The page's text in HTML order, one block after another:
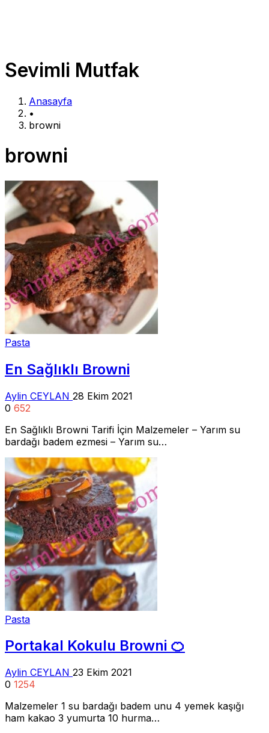
Sevimli Mutfak
Anasayfa
•
browni
browni
Pasta
En Sağlıklı Browni
Aylin CEYLAN 28 Ekim 2021
0 652
En Sağlıklı Browni Tarifi İçin Malzemeler – Yarım su
bardağı badem ezmesi – Yarım su…
Pasta
Portakal Kokulu Browni 🍊
Aylin CEYLAN 23 Ekim 2021
0 1254
Malzemeler 1 su bardağı badem unu 4 yemek kaşığı
ham kakao 3 yumurta 10 hurma…